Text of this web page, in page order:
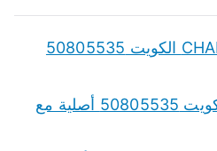
r
قطع غيار شانجان CHANGAN الكويت 50805535
قطع غيار دومي Domi الكويت 50805535 أصلية مع